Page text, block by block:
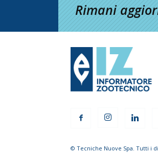
Rimani
© Tecniche Nuove Spa. Tutti i